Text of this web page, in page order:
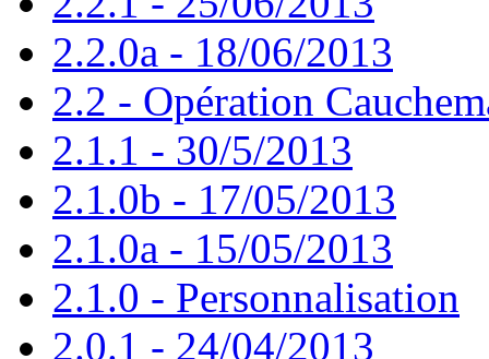
2.2.0a - 18/06/2013
2.2 - Opération
2.1.1 - 30/5/2013
2.1.0b - 17/05/2013
2.1.0a - 15/05/2013
2.1.0 - Personnalisation
2.0.1 - 24/04/2013